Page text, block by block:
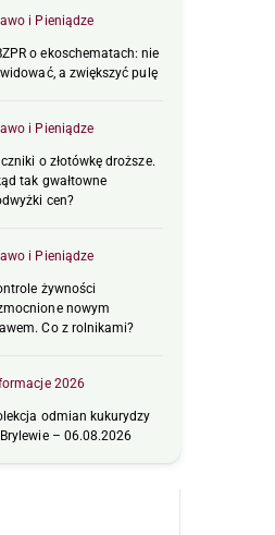
i Pieniądze
o ekoschematach: nie
a zwiększyć pulę
i Pieniądze
o złotówkę droższe.
tak gwałtowne
cen?
i Pieniądze
żywności
nowym
Co z rolnikami?
2026
odmian kukurydzy
– 06.08.2026